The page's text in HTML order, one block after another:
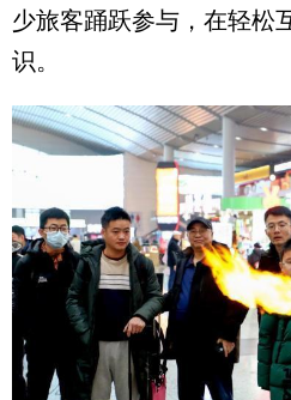
少旅客踊跃参与，在轻松
识。